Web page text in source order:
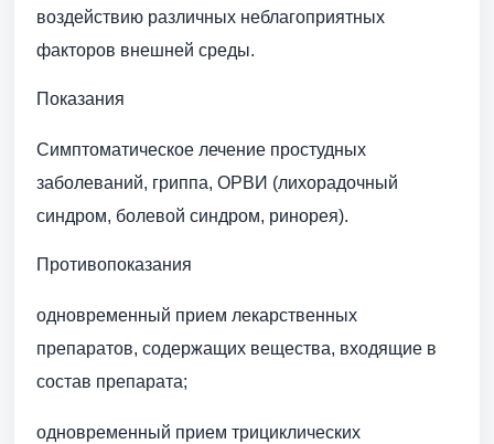
воздействию различных неблагоприятных
факторов внешней среды.
Показания
Симптоматическое лечение простудных
заболеваний, гриппа, ОРВИ (лихорадочный
синдром, болевой синдром, ринорея).
Противопоказания
одновременный прием лекарственных
препаратов, содержащих вещества, входящие в
состав препарата;
одновременный прием трициклических